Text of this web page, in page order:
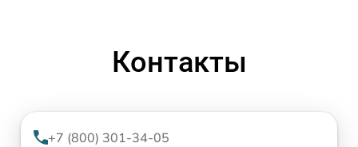
Контакты
+7 (800) 301-34-05